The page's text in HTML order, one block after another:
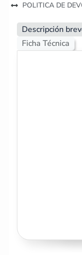
POLITICA DE
Descripción
Ficha Técnica